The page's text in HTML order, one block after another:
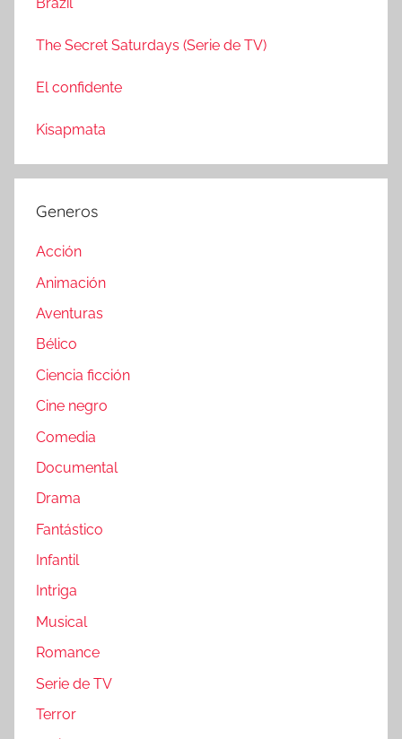
The Secret Saturdays (Serie de TV)
El confidente
Kisapmata
Generos
Acción
Animación
Aventuras
Bélico
Ciencia ficción
Cine negro
Comedia
Documental
Drama
Fantástico
Infantil
Intriga
Musical
Romance
Serie de TV
Terror